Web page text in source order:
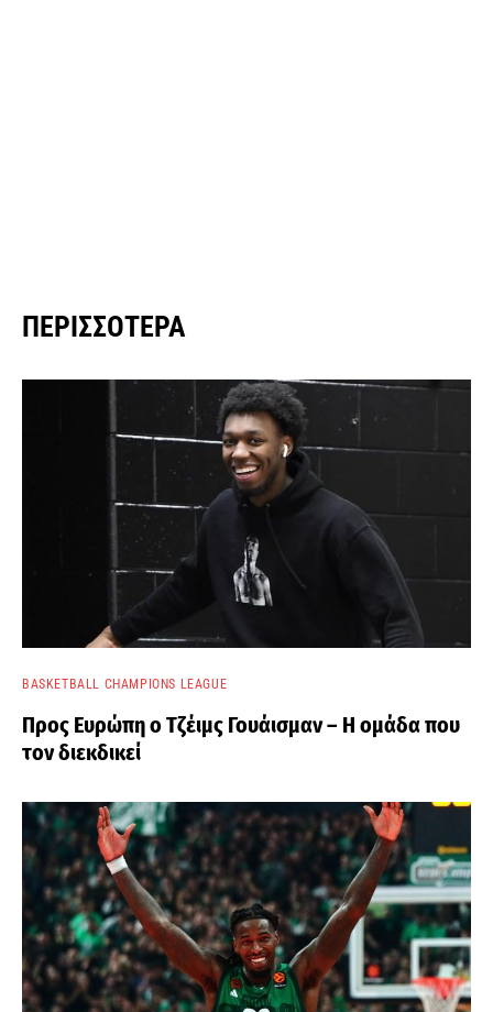
ΠΕΡΙΣΣΌΤΕΡΑ
BASKETBALL CHAMPIONS LEAGUE
Προς Ευρώπη ο Τζέιμς Γουάισμαν – Η ομάδα που
τον διεκδικεί